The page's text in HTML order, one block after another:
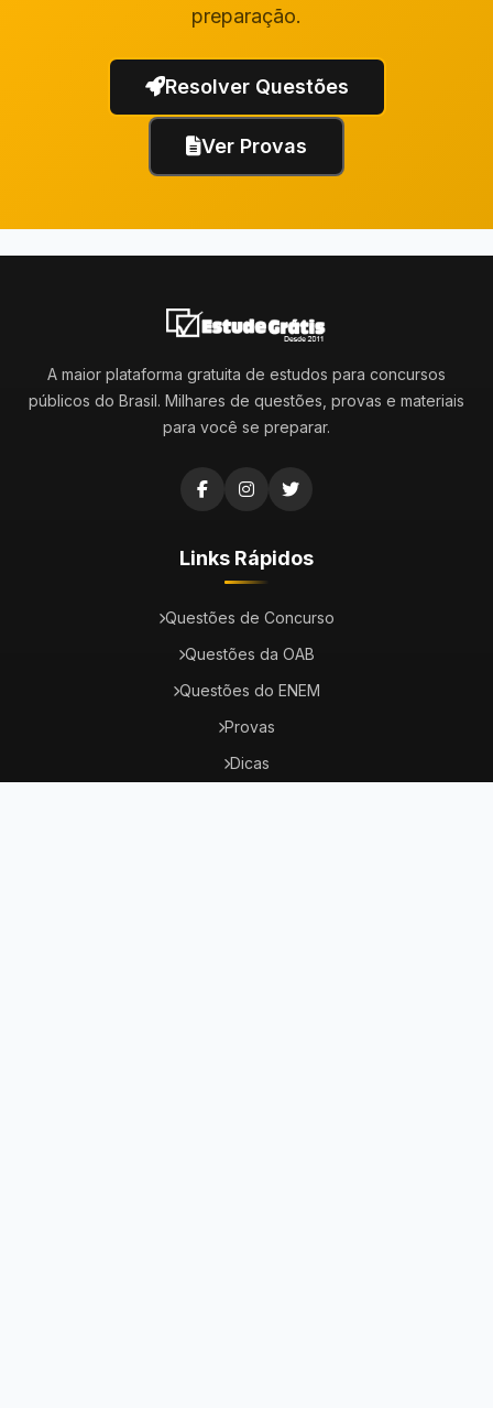
preparação.
Resolver Questões
Ver Provas
A maior plataforma gratuita de estudos para concursos
públicos do Brasil. Milhares de questões, provas e materiais
para você se preparar.
Links Rápidos
Questões de Concurso
Questões da OAB
Questões do ENEM
Provas
Dicas